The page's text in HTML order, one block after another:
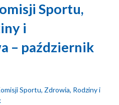
Sportu,
i
– październik
Sportu, Zdrowia, Rodziny i